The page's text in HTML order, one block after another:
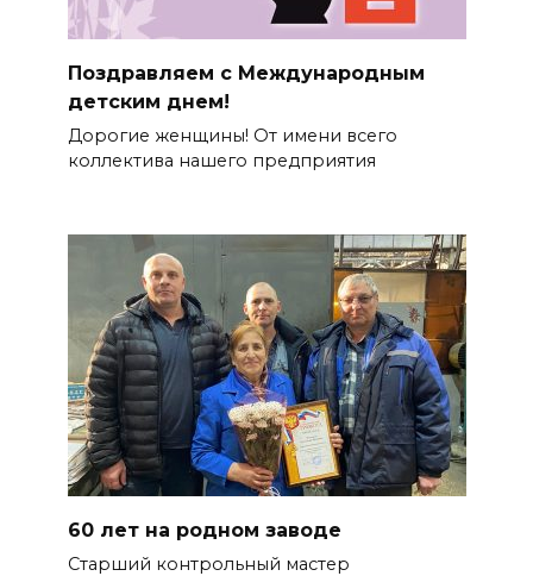
Поздравляем с Международным
детским днем!
Дорогие женщины! От имени всего
коллектива нашего предприятия
60 лет на родном заводе
Старший контрольный мастер